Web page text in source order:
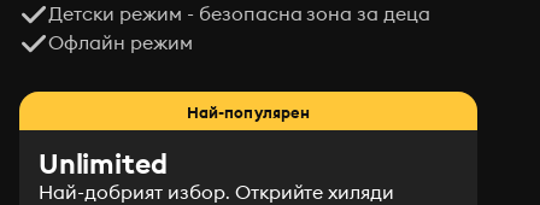
Детски режим - безопасна зона за деца
Офлайн режим
Най-популярен
Unlimited
Най-добрият избор. Открийте хиляди